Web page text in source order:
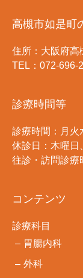
高槻市如是町
住所：大阪府高
TEL：072-696-
診療時間等
診療時間：月火
休診日：木曜日
往診・訪問診療
コンテンツ
診療科目
胃腸内科
外科